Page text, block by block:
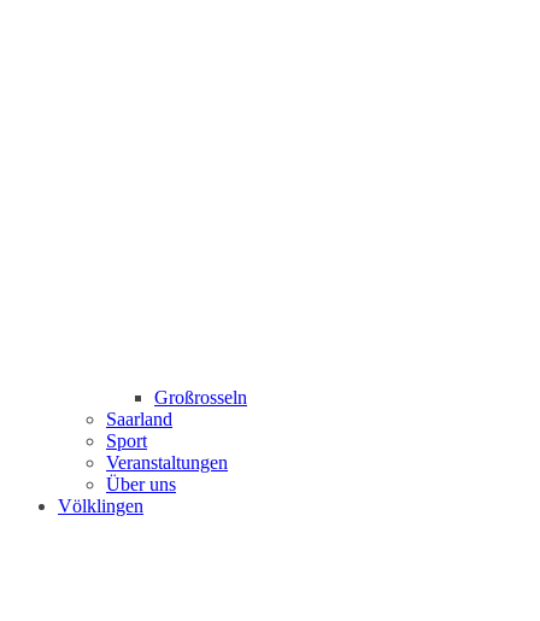
Großrosseln
Saarland
Sport
Veranstaltungen
Über uns
Völklingen